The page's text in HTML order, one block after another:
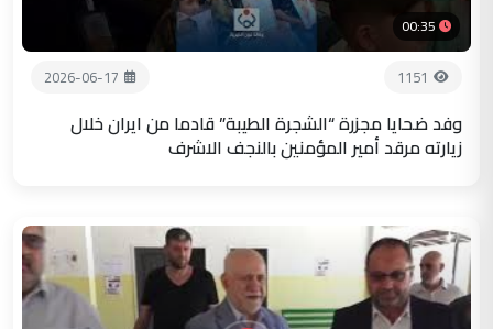
00:35
1151
2026-06-17
وفد ضحايا مجزرة “الشجرة الطيبة” قادما من ايران خلال
زيارته مرقد أمير المؤمنين بالنجف الاشرف